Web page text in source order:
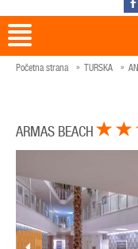
Početna strana TURSKA
ARMAS BEACH